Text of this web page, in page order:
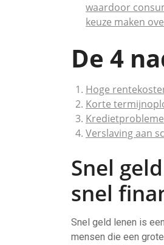
waardoor
keuze maken
De 4
Hoge
Korte
Verslaving aan
Snel
snel
Snel geld lenen is
mensen die een